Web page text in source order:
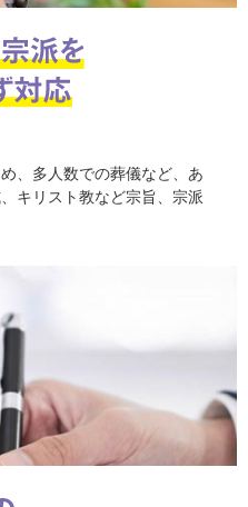
、多人数での葬儀など、あ
キリスト教など宗旨、宗派